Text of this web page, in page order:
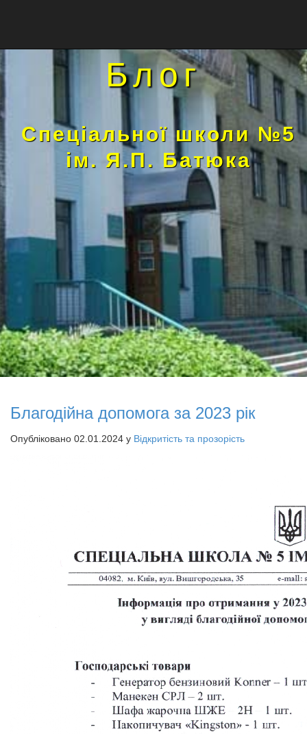
Блог
Спеціальної школи №5
ім. Я.П. Батюка
Благодійна допомога за 2023 рік
Опубліковано 02.01.2024 у Відкритість та прозорість